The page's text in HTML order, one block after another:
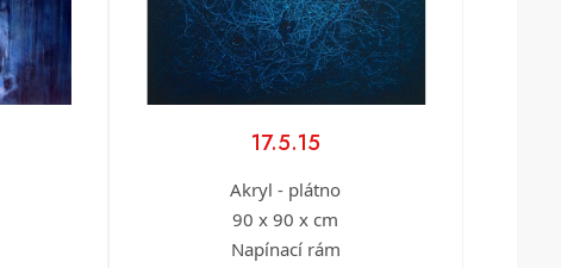
17.5.15
Akryl - plátno
90 x 90 x cm
Napínací rám